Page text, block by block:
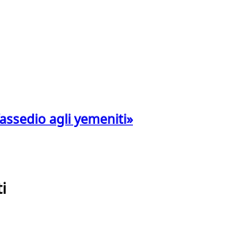
agli yemeniti»